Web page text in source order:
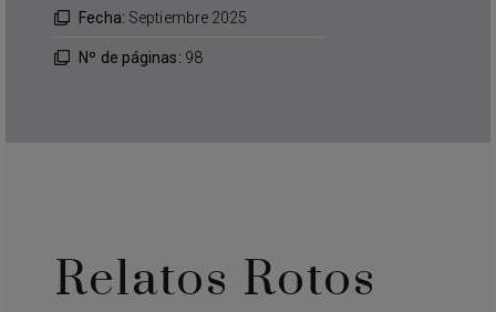
Fecha: Septiembre 2025
Nº de páginas: 98
Relatos Rotos